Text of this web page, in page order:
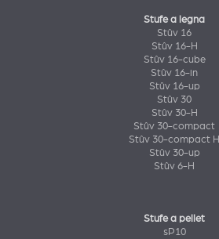
Stufe a legna
Stûv 16
Stûv 16-H
Stûv 16-cube
Stûv 16-in
Stûv 16-up
Stûv 30
Stûv 30-H
Stûv 30-compact
Stûv 30-compact H
Stûv 30-up
Stûv 6-H
Stufe a pellet
sP10